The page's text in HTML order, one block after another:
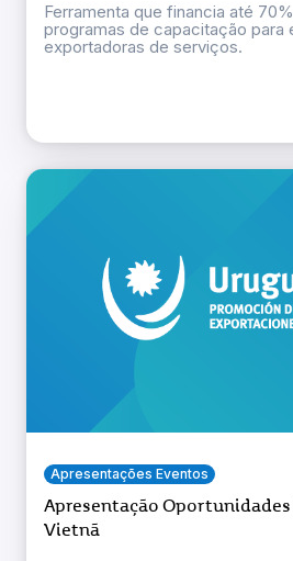
Ferramenta que financia até
programas de capacitação para
exportadoras de serviços.
Apresentações Eventos
Apresentação
Vietnã